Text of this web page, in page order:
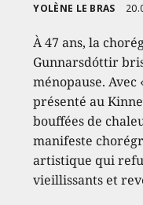
YOLÈNE LE BRAS
À 47 ans, la
Gunnarsdóttir
ménopause. Avec
présenté au
bouffées de
manifeste
artistique qui
vieillissants et